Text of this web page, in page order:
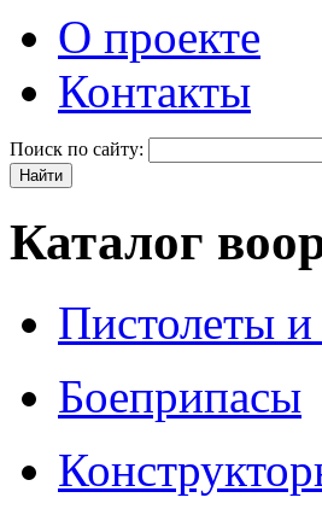
О проекте
Контакты
Поиск по сайту:
Каталог
Пистолеты
Боеприпасы